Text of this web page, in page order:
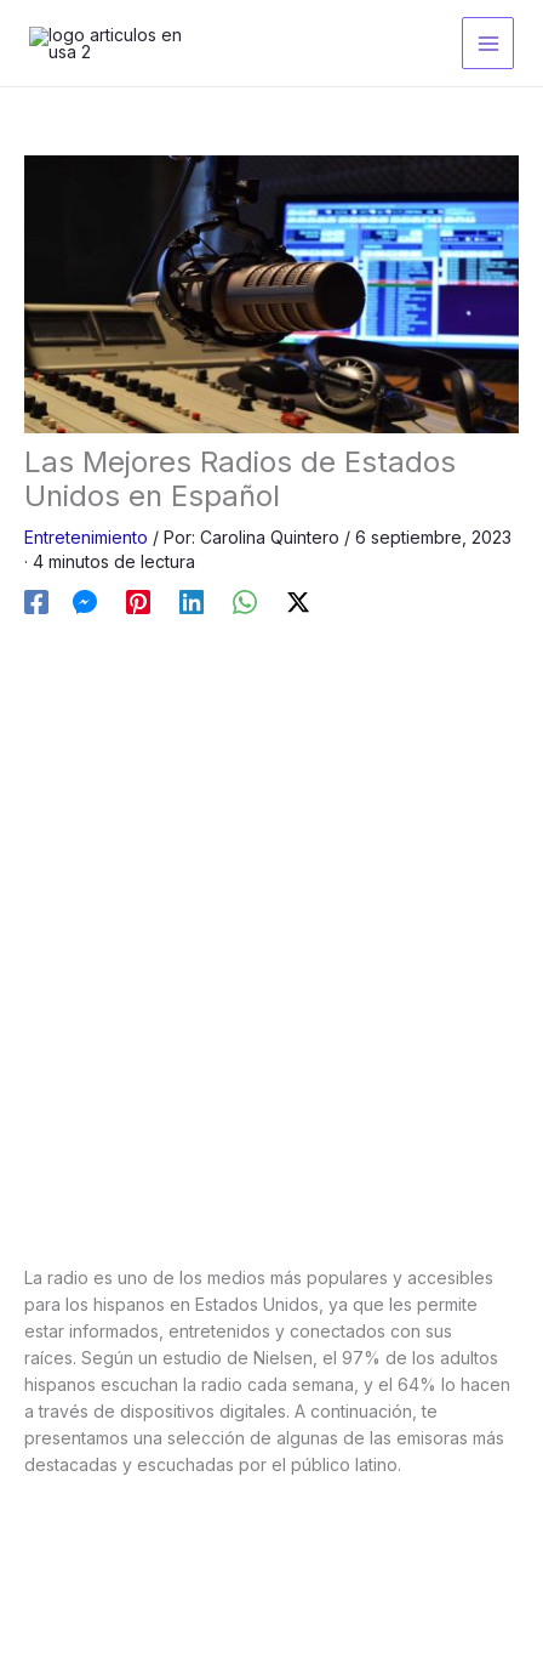
contenido
Las Mejores Radios de Estados
Unidos en Español
Entretenimiento / Por: Carolina Quintero / 6 septiembre, 2023
· 4 minutos de lectura
La radio es uno de los medios más populares y accesibles
para los hispanos en Estados Unidos, ya que les permite
estar informados, entretenidos y conectados con sus
raíces. Según un estudio de Nielsen, el 97% de los adultos
hispanos escuchan la radio cada semana, y el 64% lo hacen
a través de dispositivos digitales. A continuación, te
presentamos una selección de algunas de las emisoras más
destacadas y escuchadas por el público latino.